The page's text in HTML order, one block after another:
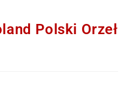
Polski Orzeł